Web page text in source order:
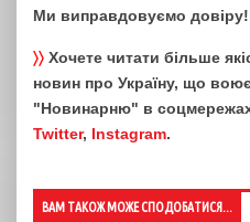
Ми виправдовуємо довіру!
〉〉 Хочете читати більше
новин про Україну, що
"Новинарню" в
Twitter, Instagram.
ВАМ ТАКОЖ МОЖЕ СПОДОБАТИСЯ...